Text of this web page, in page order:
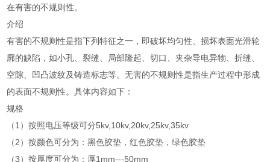
在有害的不规则性。
介绍
有害的不规则性是指下列特征之一，即破坏均匀性、损坏表面光滑轮
廓的缺陷，如小孔、裂缝、局部隆起、切口、夹杂导电异物、折缝、
空隙、凹凸波纹及铸造标志等。无害的不规则性是指生产过程中形成
的表面不规则性。具体内容如下：
规格
（1）按照电压等级可分5kv,10kv,20kv,25kv,35kv
（2）按颜色可分为：黑色胶垫，红色胶垫，绿色胶垫
（3）按厚度可分为：厚1mm---50mm